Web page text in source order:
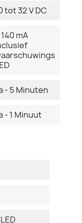
tot 32 V DC
140 mA
- 5 Minuten
- 1 Minuut